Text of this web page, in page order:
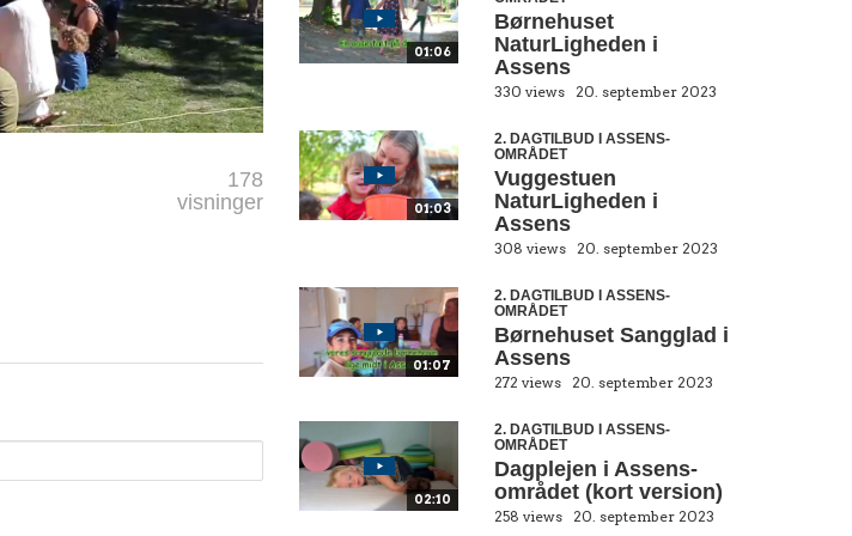
178
visninger
01:06
Børnehuset
NaturLigheden i
Assens
330 views 20. september 2023
01:03
2. DAGTILBUD I ASSENS-
OMRÅDET
Vuggestuen
NaturLigheden i
Assens
308 views 20. september 2023
01:07
2. DAGTILBUD I ASSENS-
OMRÅDET
Børnehuset Sangglad i
Assens
272 views 20. september 2023
02:10
2. DAGTILBUD I ASSENS-
OMRÅDET
Dagplejen i Assens-
området (kort version)
258 views 20. september 2023